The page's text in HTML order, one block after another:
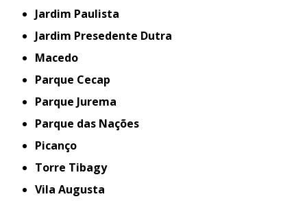
Jardim Paulista
Jardim Presedente Dutra
Macedo
Parque Cecap
Parque Jurema
Parque das Nações
Picanço
Torre Tibagy
Vila Augusta